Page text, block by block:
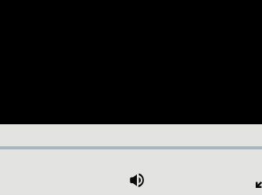
Mute